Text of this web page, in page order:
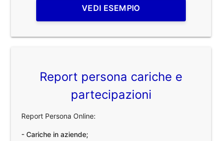
VEDI ESEMPIO
Report persona cariche e
partecipazioni
Report Persona Online:
- Cariche in aziende;